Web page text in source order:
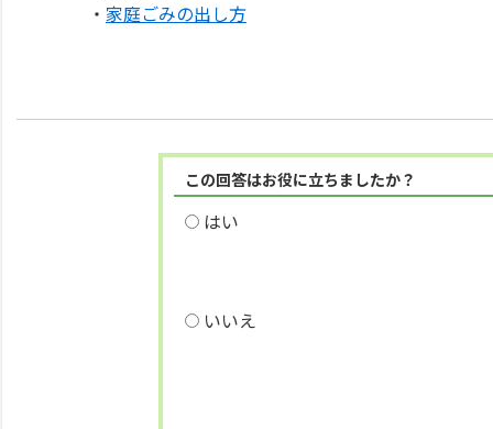
・ 家庭ごみの出し方
この回答はお役に立ちましたか？
はい
いいえ